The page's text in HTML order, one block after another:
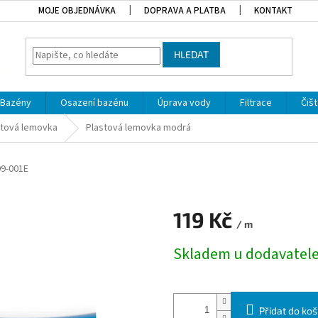
MOJE OBJEDNÁVKA DOPRAVA A PLATBA KONTAKT
HLEDAT
Bazény Osazení bazénu Úprava vody Filtrace
lemovka Plastová lemovka modrá
001E
119 Kč / m
Skladem u dodavatele
Přidat do